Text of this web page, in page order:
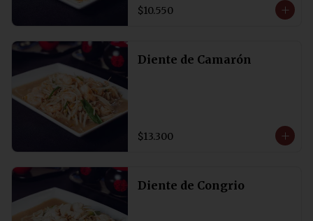
$10.550
Diente de Camarón
$13.300
Diente de Congrio